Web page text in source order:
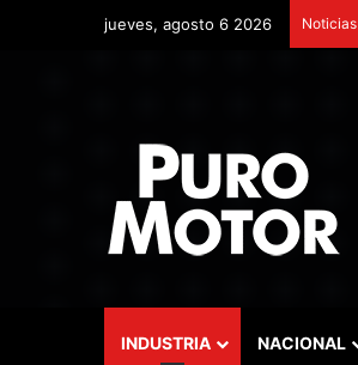
jueves, agosto 6 2026
INDUSTRIA NACIONAL